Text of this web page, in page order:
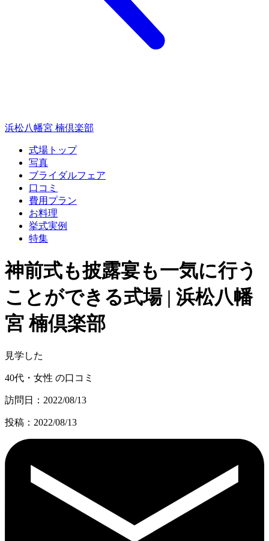
浜松八幡宮 楠倶楽部
式場トップ
写真
ブライダルフェア
口コミ
費用プラン
お料理
挙式実例
特集
神前式も披露宴も一気に行う
ことができる式場 | 浜松八幡
宮 楠倶楽部
見学した
40代・女性 の口コミ
訪問日：2022/08/13
投稿：2022/08/13